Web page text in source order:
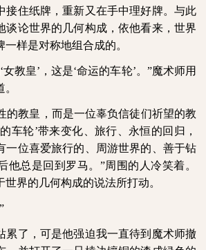
接住纸牌，重新又在手中理好牌。与此
谈论世界的几何构成，依他看来，世界
样是对称地组合成的。
教皇’，这是‘命运的车轮’。”魔术师用
的教皇，而是一位辜负信徒们祈望的教
车轮’带来变化、旅行、永恒的回归，
一位喜爱旅行的、周游世界的、善于钻
他总是回到罗马。”周围的人冷笑着。
界的几何构成的说法所打动。
累了，可是他强迫我一直待到魔术师撤